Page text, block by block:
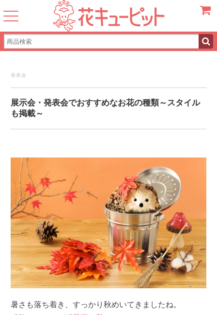
発表会
展示会・発表会でおすすめなお花の種類～スタイル
も掲載～
暑さも落ち着き、すっかり秋めいてきましたね。